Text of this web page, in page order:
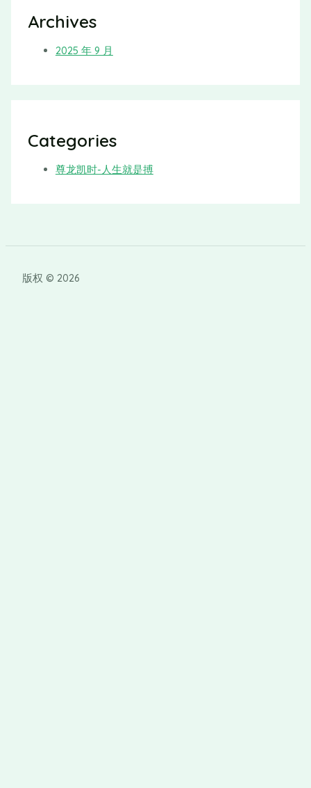
Archives
2025 年 9 月
Categories
尊龙凯时-人生就是搏
版权 © 2026